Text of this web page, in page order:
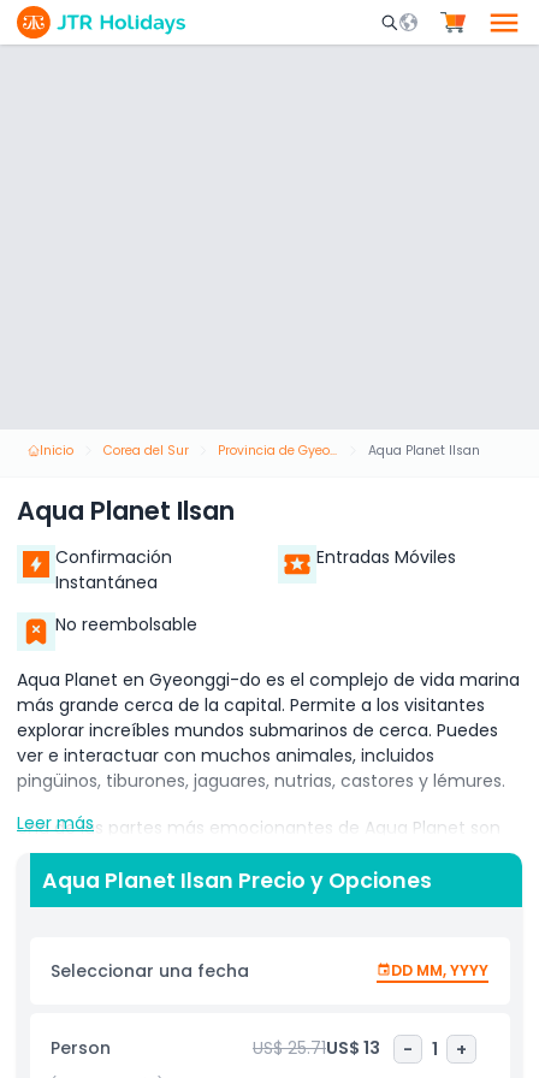
Mobile Search
Inicio Corea del Sur Provincia de Gyeonggi Aqua Planet Ilsan
Aqua Planet Ilsan
Confirmación
Instantánea
Entradas Móviles
No reembolsable
Aqua Planet en Gyeonggi-do es el complejo de vida marina
más grande cerca de la capital. Permite a los visitantes
explorar increíbles mundos submarinos de cerca. Puedes
ver e interactuar con muchos animales, incluidos
pingüinos, tiburones, jaguares, nutrias, castores y lémures.
Una de las partes más emocionantes de Aqua Planet son
los dos grandes túneles de agua. En el segundo piso, el
Túnel de Agua Salada te ofrece una vista clara de criaturas
oceánicas nadando a tu alrededor. En el tercer piso, el
caminas por ellos.
único que combina efectos multimedia con la belleza del
Leer más
Aqua Planet Ilsan Precio y Opciones
Seleccionar una fecha DD MM, YYYY
Person US$ 25.71US$ 13 - 1 +